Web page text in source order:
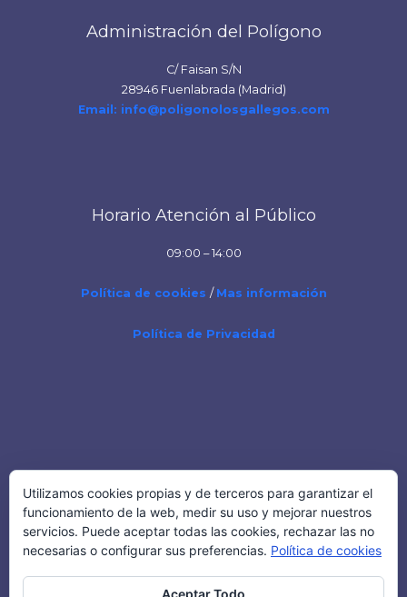
Administración del Polígono
C/ Faisan S/N
28946 Fuenlabrada (Madrid)
Email: info@poligonolosgallegos.com
Horario Atención al Público
09:00 – 14:00
Política de cookies / Mas información
Política de Privacidad
Tel: 91 6423054
Utilizamos cookies propias y de terceros para garantizar el
funcionamiento de la web, medir su uso y mejorar nuestros
servicios. Puede aceptar todas las cookies, rechazar las no
necesarias o configurar sus preferencias. Política de cookies
Aceptar Todo